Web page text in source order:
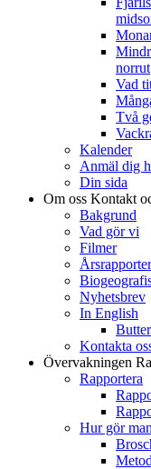
norrut
Vad
Två
Kalender
Anmäl dig
Din sida
Om oss Kontakt
Bakgrund
Vad gör vi
Filmer
Årsrapporter
Nyhetsbrev
In English
Kontakta
Övervakningen
Rapportera
Hur gör